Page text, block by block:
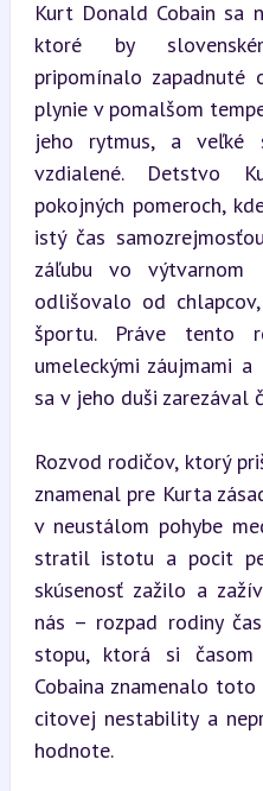
Kurt Donald Cobain sa
ktoré by
pripomínalo zapadnuté
plynie v pomalšom
jeho rytmus, a veľké
vzdialené. Detstvo
pokojných pomeroch,
istý čas
záľubu vo
odlišovalo od
športu. Práve tento
umeleckými záujmami
sa v jeho duši zarezával
Rozvod rodičov, ktorý
znamenal pre Kurta
v neustálom pohybe
stratil istotu a pocit
skúsenosť zažilo a
nás – rozpad rodiny
stopu, ktorá si
Cobaina znamenalo
citovej nestability a
hodnote.